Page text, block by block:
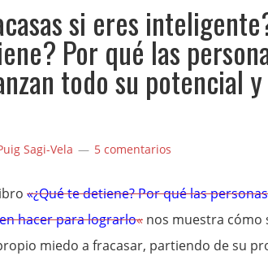
si eres
Por qué las
todo su potencial
Sagi-Vela 5 comentarios
«¿Qué te detiene? Por qué las
hacer para lograrlo« nos muestra cómo
miedo a fracasar, partiendo de su